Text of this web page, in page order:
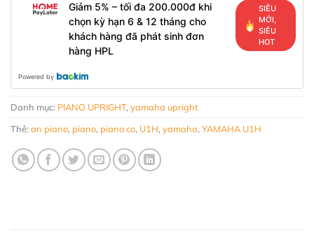
Giảm 5% – tối đa 200.000đ khi
chọn kỳ hạn 6 & 12 tháng cho
khách hàng đã phát sinh đơn
hàng HPL
SIÊU
MỚI,
SIÊU
HOT
Powered by
Danh mục: PIANO UPRIGHT, yamaha upright
Thẻ: an piano, piano, piano co, U1H, yamaha, YAMAHA U1H